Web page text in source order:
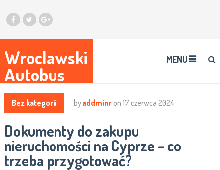
Wroclawski
Autobus
MENU
Bez kategorii by addminr on 17 czerwca 2024
Dokumenty do zakupu
nieruchomości na Cyprze – co
trzeba przygotować?